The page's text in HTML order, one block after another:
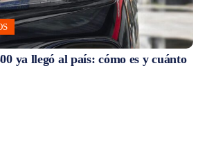
ya llegó al país: cómo es y cuánto